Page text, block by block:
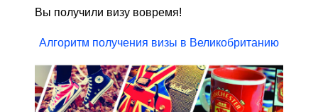
Вы получили визу вовремя!
Алгоритм получения визы в Великобританию